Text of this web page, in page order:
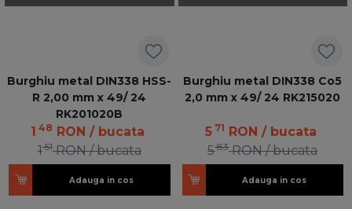
Burghiu metal DIN338 HSS-
R 2,00 mm x 49/ 24
RK201020B
1 48 RON / bucata
151 RON / bucata
Adauga in cos
Burghiu metal DIN338 Co5
2,0 mm x 49/ 24 RK215020
5 71 RON / bucata
583 RON / bucata
Adauga in cos